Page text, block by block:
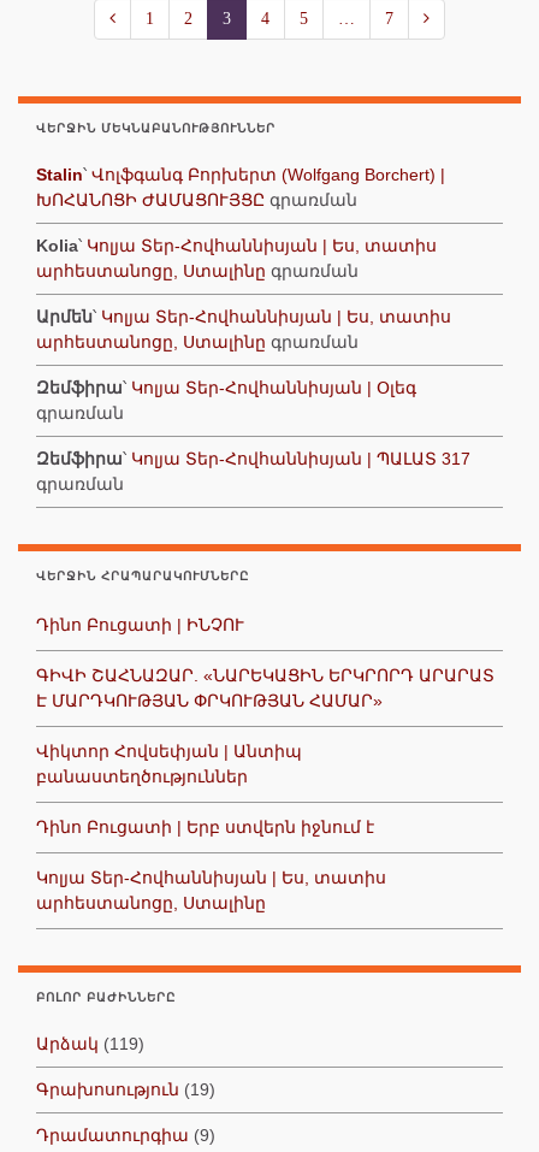
1 2 3 4 5 … 7
ՎԵՐՋԻՆ ՄԵԿՆԱԲԱՆՈՒԹՅՈՒՆՆԵՐ
Stalin՝ Վոլֆգանգ Բորխերտ (Wolfgang Borchert) |
ԽՈՀԱՆՈՑԻ ԺԱՄԱՑՈՒՅՑԸ գրառման
Kolia՝ Կոլյա Տեր-Հովհաննիսյան | Ես, տատիս
արհեստանոցը, Ստալինը գրառման
Արմեն՝ Կոլյա Տեր-Հովհաննիսյան | Ես, տատիս
արհեստանոցը, Ստալինը գրառման
Զեմֆիրա՝ Կոլյա Տեր-Հովհաննիսյան | Օլեգ
գրառման
Զեմֆիրա՝ Կոլյա Տեր-Հովհաննիսյան | ՊԱԼԱՏ 317
գրառման
ՎԵՐՋԻՆ ՀՐԱՊԱՐԱԿՈՒՄՆԵՐԸ
Դինո Բուցատի | ԻՆՉՈՒ
ԳԻՎԻ ՇԱՀՆԱԶԱՐ. «ՆԱՐԵԿԱՑԻՆ ԵՐԿՐՈՐԴ ԱՐԱՐԱՏ
Է ՄԱՐԴԿՈՒԹՅԱՆ ՓՐԿՈՒԹՅԱՆ ՀԱՄԱՐ»
Վիկտոր Հովսեփյան | Անտիպ
բանաստեղծություններ
Դինո Բուցատի | Երբ ստվերն իջնում է
Կոլյա Տեր-Հովհաննիսյան | Ես, տատիս
արհեստանոցը, Ստալինը
ԲՈԼՈՐ ԲԱԺԻՆՆԵՐԸ
Արձակ (119)
Գրախոսություն (19)
Դրամատուրգիա (9)